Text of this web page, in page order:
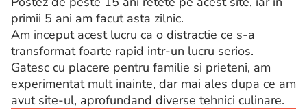
primii 5 ani am facut asta zilnic.
Am inceput acest lucru ca o distractie ce s-a
transformat foarte rapid intr-un lucru serios.
Gatesc cu placere pentru familie si prieteni, am
experimentat mult inainte, dar mai ales dupa ce am
avut site-ul, aprofundand diverse tehnici culinare.